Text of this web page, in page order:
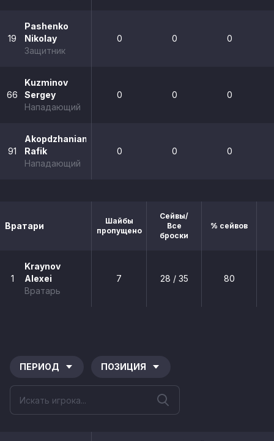
19
Pashenko
Nikolay
Защитник
0 0 0
66
Kuzminov
Sergey
Нападающий
0 0 0
91
Akopdzhanian
Rafik
Нападающий
0 0 0
Вратари
Шайбы
пропущено
Сейвы/
Все
броски
% сейвов
1
Kraynov
Alexei
Вратарь
7 28 / 35 80
ПЕРИОД ПОЗИЦИЯ